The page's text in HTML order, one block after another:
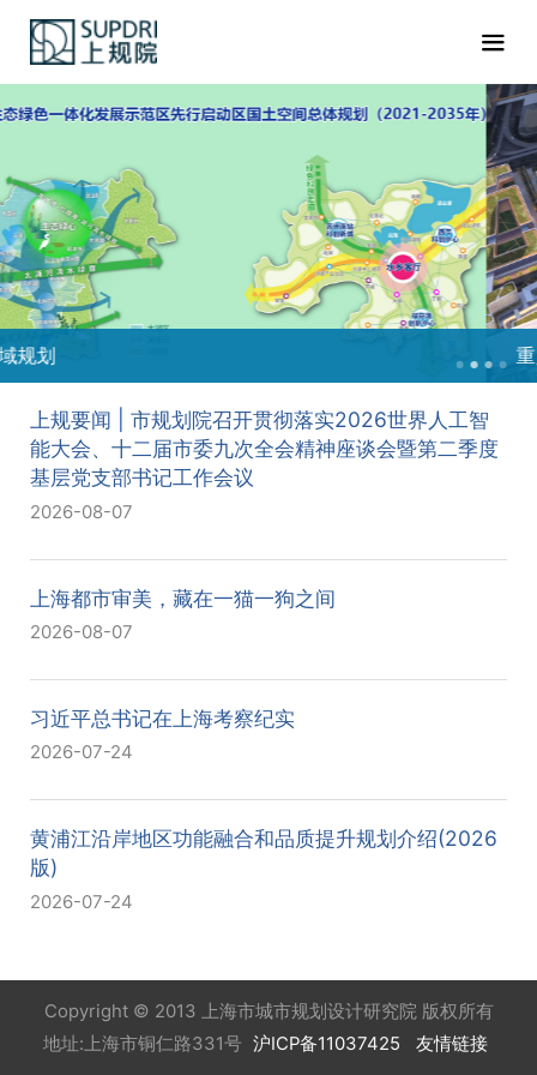
上规要闻 | 市规划院召开贯彻落实2026世界人工智
能大会、十二届市委九次全会精神座谈会暨第二季度
基层党支部书记工作会议
2026-08-07
上海都市审美，藏在一猫一狗之间
2026-08-07
习近平总书记在上海考察纪实
2026-07-24
黄浦江沿岸地区功能融合和品质提升规划介绍(2026
版)
2026-07-24
Copyright © 2013 上海市城市规划设计研究院 版权所有
地址:上海市铜仁路331号 沪ICP备11037425 友情链接